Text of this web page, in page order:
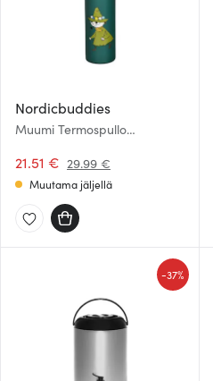
Nordicbuddies
Muumi Termospullo
Vihreä
21.51 € 29.99 €
Muutama jäljellä
-37%